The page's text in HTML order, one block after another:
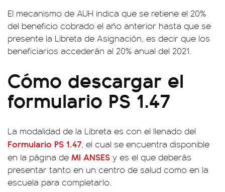
El mecanismo de AUH indica que se retiene el 20%
del beneficio cobrado el año anterior hasta que se
presente la Libreta de Asignación, es decir que los
beneficiarios accederán al 20% anual del 2021.
Cómo descargar el
formulario PS 1.47
La modalidad de la Libreta es con el llenado del
Formulario PS 1.47, el cual se encuentra disponible
en la página de MI ANSES y es el que deberás
presentar tanto en un centro de salud como en la
escuela para completarlo.